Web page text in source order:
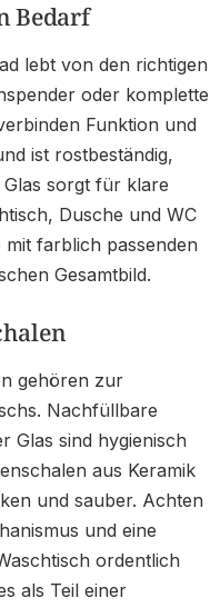
Bedarf
lebt von den richtigen
oder komplette
Funktion und
ist rostbeständig,
sorgt für klare
Dusche und WC
farblich passenden
Gesamtbild.
gehören zur
Nachfüllbare
Glas sind hygienisch
aus Keramik
und sauber. Achten
und eine
ordentlich
als Teil einer